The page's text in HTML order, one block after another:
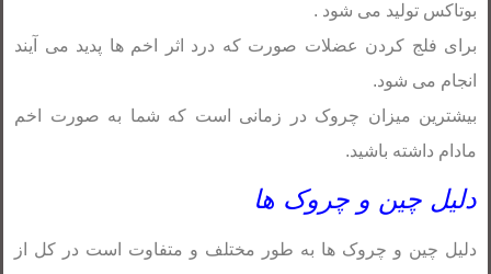
بوتاکس تولید می شود .
برای فلج کردن عضلات صورت که درد اثر اخم ها پدید می آیند
انجام می شود.
بیشترین میزان چروک در زمانی است که شما به صورت اخم
مادام داشته باشید.
دلیل چین و چروک ها
دلیل چین و چروک ها به طور مختلف و متفاوت است در کل از